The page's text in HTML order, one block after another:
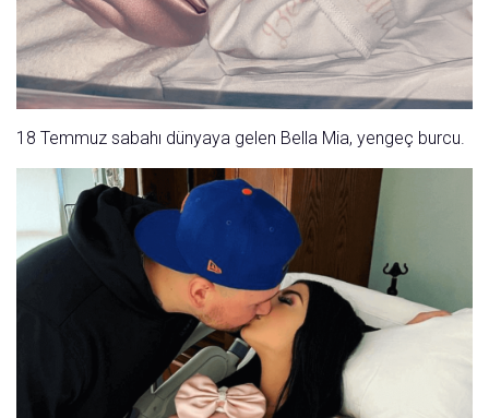
18 Temmuz sabahı dünyaya gelen Bella Mia, yengeç burcu.